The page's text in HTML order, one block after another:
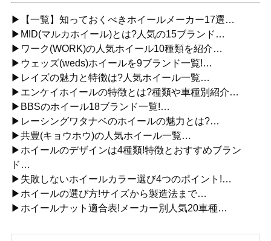
▶【一覧】知っておくべきホイールメーカー17選…
▶MID(マルカホイール)とは?人気の15ブランド…
▶ワーク(WORK)の人気ホイール10種類を紹介…
▶ウェッズ(weds)ホイールを9ブランド一覧!…
▶レイズの魅力と特徴は?人気ホイール一覧…
▶エンケイホイールの特徴とは?種類や車種別紹介…
▶BBSのホイール18ブランド一覧!…
▶レーシングワタナベのホイールの魅力とは?…
▶共豊(キョウホウ)の人気ホイール一覧…
▶ホイールのデザインは4種類!特徴とおすすめブラン
ド…
▶失敗しないホイールカラー選び4つのポイント!…
▶ホイールの選び方!サイズから製造法まで…
▶ホイールナット適合表!メーカー別人気20車種…